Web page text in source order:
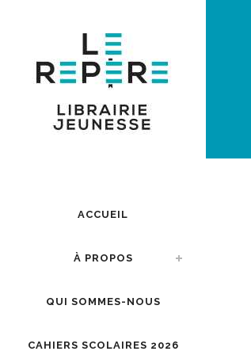
ACCUEIL
À PROPOS
QUI SOMMES-NOUS
CAHIERS SCOLAIRES 2026